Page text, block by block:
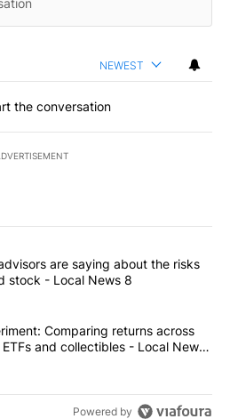
NEWEST
the conversation
most commented articles in the last
financial advisors are saying
are saying about the risks
stock - Local News 8
$10K experiment: Comparing
Comparing returns across
and collectibles - Local News
Powered by